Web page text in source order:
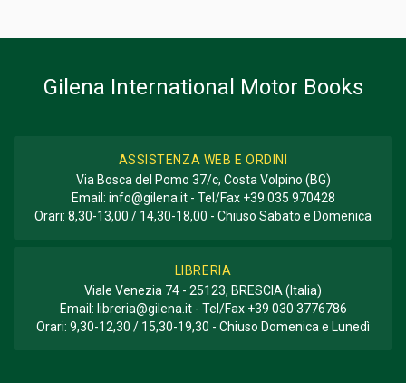
Gilena International Motor Books
ASSISTENZA WEB E ORDINI
Via Bosca del Pomo 37/c, Costa Volpino (BG)
Email: info@gilena.it- Tel/Fax +39 035 970428
Orari: 8,30-13,00 / 14,30-18,00 - Chiuso Sabato e Domenica
LIBRERIA
Viale Venezia 74 - 25123, BRESCIA (Italia)
Email: libreria@gilena.it- Tel/Fax +39 030 3776786
Orari: 9,30-12,30 / 15,30-19,30 - Chiuso Domenica e Lunedì